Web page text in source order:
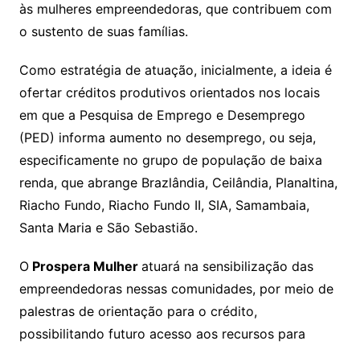
às mulheres empreendedoras, que contribuem com
o sustento de suas famílias.
Como estratégia de atuação, inicialmente, a ideia é
ofertar créditos produtivos orientados nos locais
em que a Pesquisa de Emprego e Desemprego
(PED) informa aumento no desemprego, ou seja,
especificamente no grupo de população de baixa
renda, que abrange Brazlândia, Ceilândia, Planaltina,
Riacho Fundo, Riacho Fundo II, SIA, Samambaia,
Santa Maria e São Sebastião.
OProspera Mulher atuará na sensibilização das
empreendedoras nessas comunidades, por meio de
palestras de orientação para o crédito,
possibilitando futuro acesso aos recursos para